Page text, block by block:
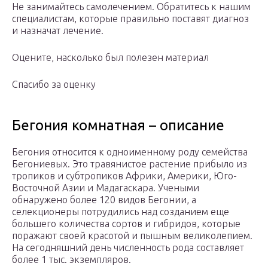
Не занимайтесь самолечением. Обратитесь к нашим
специалистам, которые правильно поставят диагноз
и назначат лечение.
Оцените, насколько был полезен материал
Спасибо за оценку
Бегония комнатная – описание
Бегония относится к одноименному роду семейства
Бегониевых. Это травянистое растение прибыло из
тропиков и субтропиков Африки, Америки, Юго-
Восточной Азии и Мадагаскара. Учеными
обнаружено более 120 видов Бегонии, а
селекционеры потрудились над созданием еще
большего количества сортов и гибридов, которые
поражают своей красотой и пышным великолепием.
На сегодняшний день численность рода составляет
более 1 тыс. экземпляров.